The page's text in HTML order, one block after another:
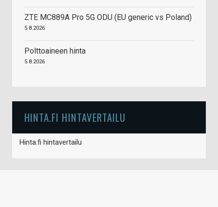
ZTE MC889A Pro 5G ODU (EU generic vs Poland)
5.8.2026
Polttoaineen hinta
5.8.2026
HINTA.FI HINTAVERTAILU
Hinta.fi hintavertailu